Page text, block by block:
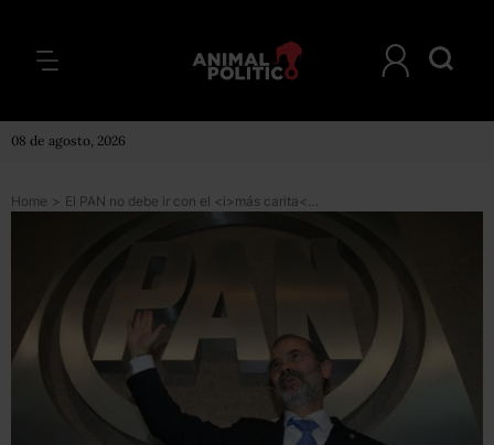
08 de agosto, 2026
Home > El PAN no debe ir con el <i>más carita</i> al 2012